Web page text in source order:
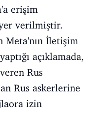
erişim
verilmiştir.
Meta'nın İletişim
açıklamada,
Rus
Rus askerlerine
izin